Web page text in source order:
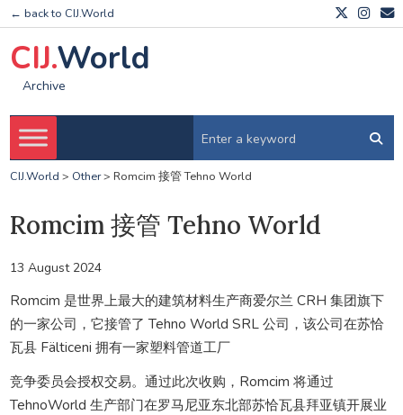
← back to CIJ.World
CIJ.World
Archive
CIJ.World > Other> Romcim 接管 Tehno World
Romcim 接管 Tehno World
13 August 2024
Romcim 是世界上最大的建筑材料生产商爱尔兰 CRH 集团旗下
的一家公司，它接管了 Tehno World SRL 公司，该公司在苏恰
瓦县 Fälticeni 拥有一家塑料管道工厂
竞争委员会授权交易。通过此次收购，Romcim 将通过
TehnoWorld 生产部门在罗马尼亚东北部苏恰瓦县拜亚镇开展业